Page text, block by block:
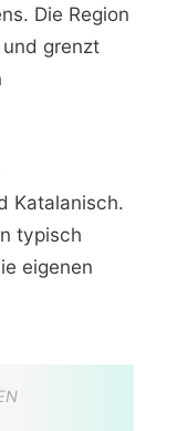
Die Region
grenzt
Katalanisch.
typisch
eigenen